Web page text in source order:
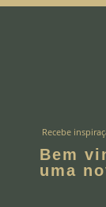
Recebe
Bem
uma